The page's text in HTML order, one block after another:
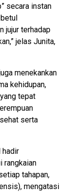
secara instan
jujur terhadap
jelas Junita,
menekankan
kehidupan,
tepat
serta
hadir
rangkaian
tahapan,
mengatasi